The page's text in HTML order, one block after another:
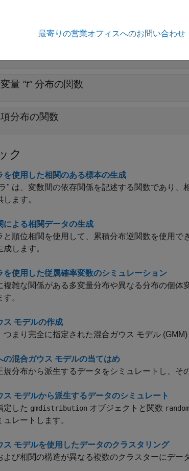
量 "t"分布の関数
分布の関数
ク
を使用した相関のある標本の生成
" は、変数間の依存関係を記述する関数であり
ます。
による相関データの生成
と順位相関を使用して、累積分布逆関数を使用
します。
を使用した従属確率変数のシミュレーション
複雑な関係がある多変量分布や異なる分布の個
。
ス モデルの作成
つまり完全に指定された混合ガウス モデル
の混合ガウス モデルの当てはめ
規分布から派生するデータをシミュレートし、そ
ス モデルから派生するデータのシミュレート
定した gmdistribution オブジェクトと関数 random
ュレートします。
ス モデルを使用したデータのクラスタリング
よび相関の構造が異なる複数のクラスターにデー
最寄りの営業オフィスへのお問い合わせ